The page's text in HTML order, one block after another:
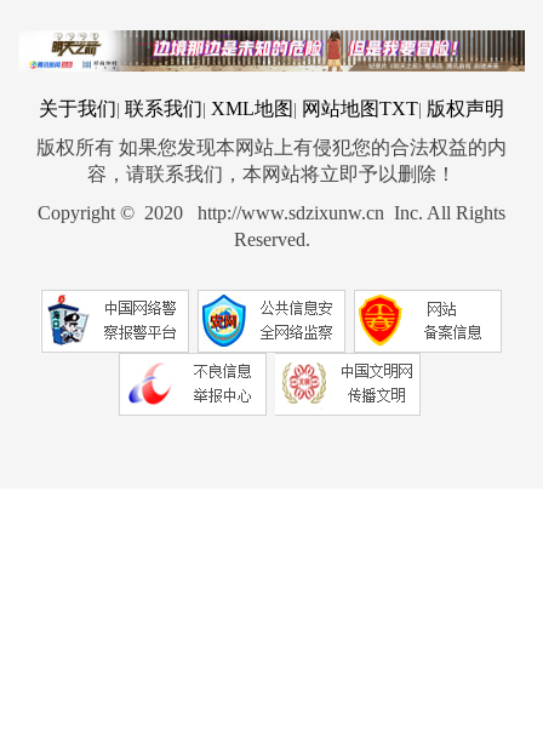
关于我们 联系我们 XML地图 网站地图TXT 版权声明
版权所有 如果您发现本网站上有侵犯您的合法权益的内
容，请联系我们，本网站将立即予以删除！
Copyright © 2020 http://www.sdzixunw.cn Inc. All Rights
Reserved.